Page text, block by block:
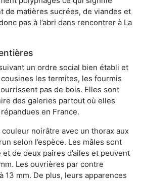
de matières sucrées, de viandes et
pas à l’abri dans rencontrer à La
un ordre social bien établi et
les termites, les fourmis
pas de bois. Elles sont
des galeries partout où elles
en France.
couleur noirâtre avec un thorax aux
selon l’espèce. Les mâles sont
de deux paires d’ailes et peuvent
Les ouvrières par contre
13 mm. De plus, leurs apparences